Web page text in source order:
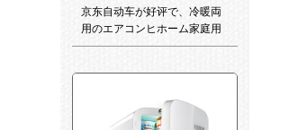
京东自动车が好评で、冷暖両
用のエアコンヒホーム家庭用
事务室の电気暖房屋ファンヒ